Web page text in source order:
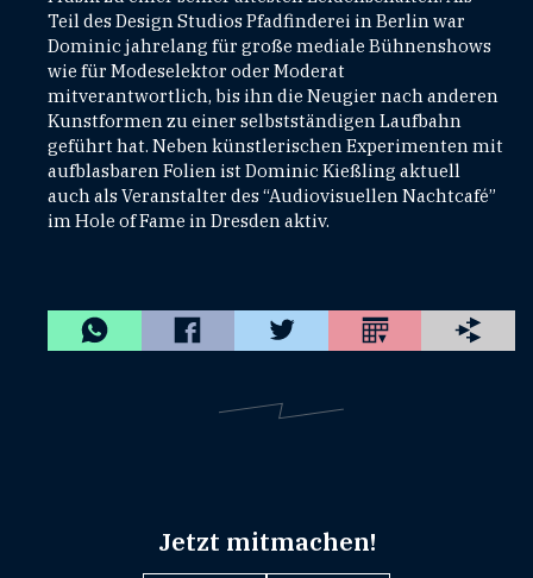
Teil des Design Studios Pfadfinderei in Berlin war
Dominic jahrelang für große mediale Bühnenshows
wie für Modeselektor oder Moderat
mitverantwortlich, bis ihn die Neugier nach anderen
Kunstformen zu einer selbstständigen Laufbahn
geführt hat. Neben künstlerischen Experimenten mit
aufblasbaren Folien ist Dominic Kießling aktuell
auch als Veranstalter des “Audiovisuellen Nachtcafé”
im Hole of Fame in Dresden aktiv.
Jetzt mitmachen!